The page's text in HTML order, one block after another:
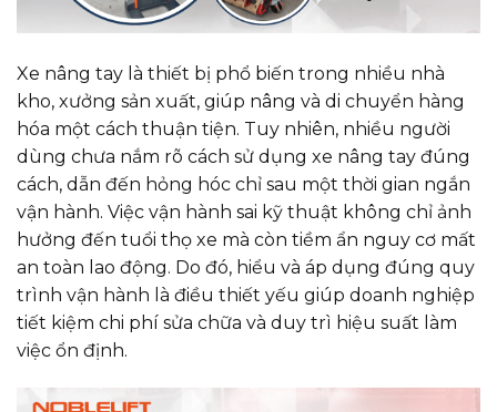
Xe nâng tay là thiết bị phổ biến trong nhiều nhà
kho, xưởng sản xuất, giúp nâng và di chuyển hàng
hóa một cách thuận tiện. Tuy nhiên, nhiều người
dùng chưa nắm rõ cách sử dụng xe nâng tay đúng
cách, dẫn đến hỏng hóc chỉ sau một thời gian ngắn
vận hành. Việc vận hành sai kỹ thuật không chỉ ảnh
hưởng đến tuổi thọ xe mà còn tiềm ẩn nguy cơ mất
an toàn lao động. Do đó, hiểu và áp dụng đúng quy
trình vận hành là điều thiết yếu giúp doanh nghiệp
tiết kiệm chi phí sửa chữa và duy trì hiệu suất làm
việc ổn định.